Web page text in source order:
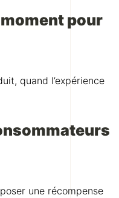
pour
quand l’expérience
une récompense